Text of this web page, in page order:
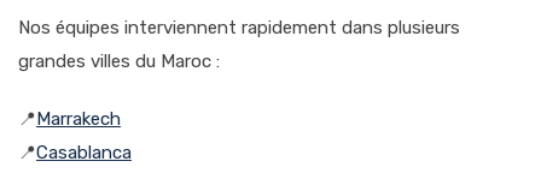
Nos équipes interviennent rapidement dans plusieurs
grandes villes du Maroc :
📍Marrakech
📍Casablanca